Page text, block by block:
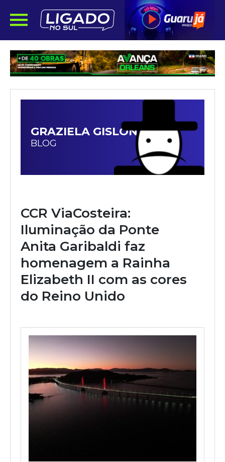
GRAZIELA GISLON
BLOG
CCR ViaCosteira:
Iluminação da Ponte
Anita Garibaldi faz
homenagem a Rainha
Elizabeth II com as cores
do Reino Unido